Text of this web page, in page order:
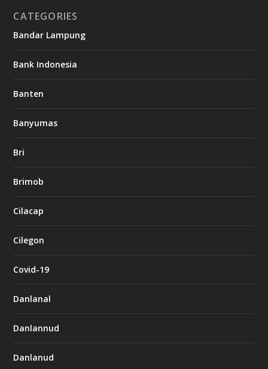
CATEGORIES
Bandar Lampung
Bank Indonesia
Banten
Banyumas
Bri
Brimob
Cilacap
Cilegon
Covid-19
Danlanal
Danlannud
Danlanud